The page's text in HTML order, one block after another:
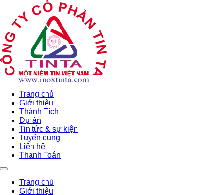
Trang chủ
Giới thiệu
Thành Tích
Dự án
Tin tức & sự kiện
Tuyển dụng
Liên hệ
Thanh Toán
Trang chủ
Giới thiệu